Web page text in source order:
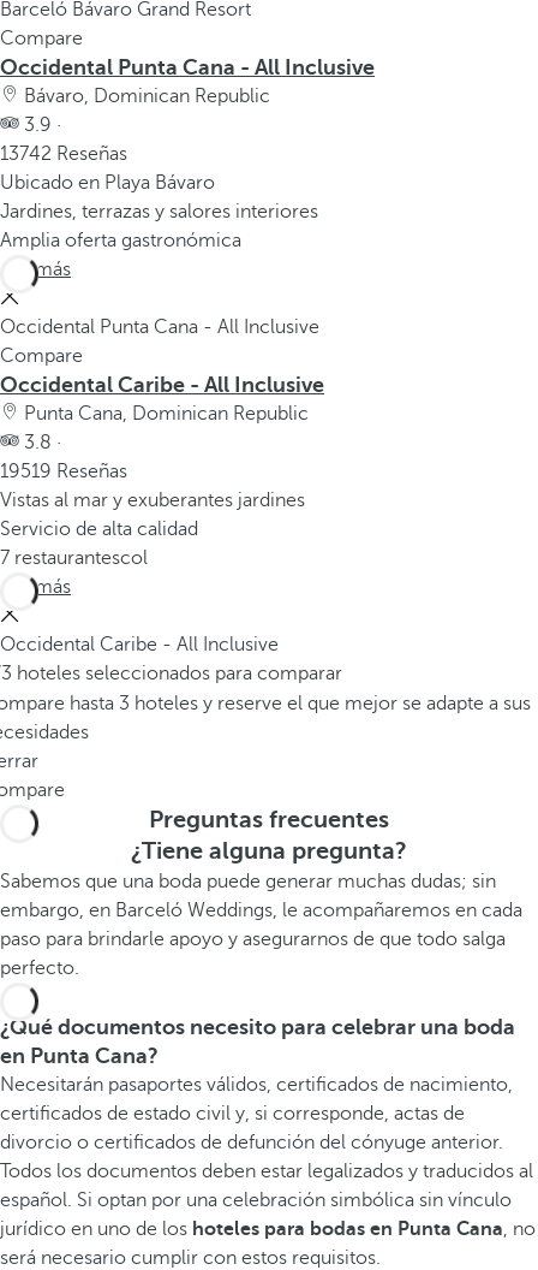
Barceló Bávaro Grand Resort
Compare
Occidental Punta Cana - All Inclusive
Bávaro, Dominican Republic
3.9 ·
13742 Reseñas
Ubicado en Playa Bávaro
Jardines, terrazas y salores interiores
Amplia oferta gastronómica
Ver más
Occidental Punta Cana - All Inclusive
Compare
Occidental Caribe - All Inclusive
Punta Cana, Dominican Republic
3.8 ·
19519 Reseñas
Vistas al mar y exuberantes jardines
Servicio de alta calidad
7 restaurantescol
Ver más
Occidental Caribe - All Inclusive
hoteles seleccionados para comparar
hasta 3 hoteles y reserve el que mejor se adapte a sus
Preguntas frecuentes
¿Tiene alguna pregunta?
Sabemos que una boda puede generar muchas dudas; sin
embargo, en Barceló Weddings, le acompañaremos en cada
paso para brindarle apoyo y asegurarnos de que todo salga
perfecto.
¿Qué documentos necesito para celebrar una boda
en Punta Cana?
Necesitarán pasaportes válidos, certificados de nacimiento,
certificados de estado civil y, si corresponde, actas de
divorcio o certificados de defunción del cónyuge anterior.
Todos los documentos deben estar legalizados y traducidos al
español. Si optan por una celebración simbólica sin vínculo
jurídico en uno de los hoteles para bodas en Punta Cana, no
será necesario cumplir con estos requisitos.